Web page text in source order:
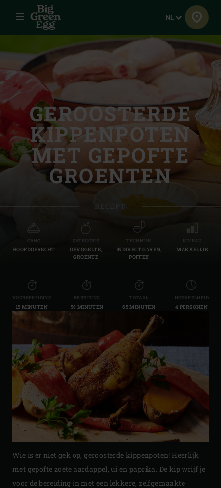
Menu Taal
NL
GEROOSTERDE
KIPPENPOTEN
MET GEPOFTE
GROENTEN
RECEPT
GANG
HOOFDGERECHT
CATEGORIE
GEVOGELTE,
GROENTE
TECHNIEK
INDIRECT GAREN,
POFFEN
NIVEAU
MAKKELIJK
VOORBEREIDING
15 MINUTEN
BEREIDING
50 MINUTEN
TOTAAL
65 MINUTEN
HOEVEELHEID
4 PERSONEN
Wie is er niet gek op, geroosterde kippenpoten! Heerlijk
met gepofte zoete aardappel, ui en paprika. De kip wrijf je
voor de bereiding in met een lekkere, zelfgemaakte